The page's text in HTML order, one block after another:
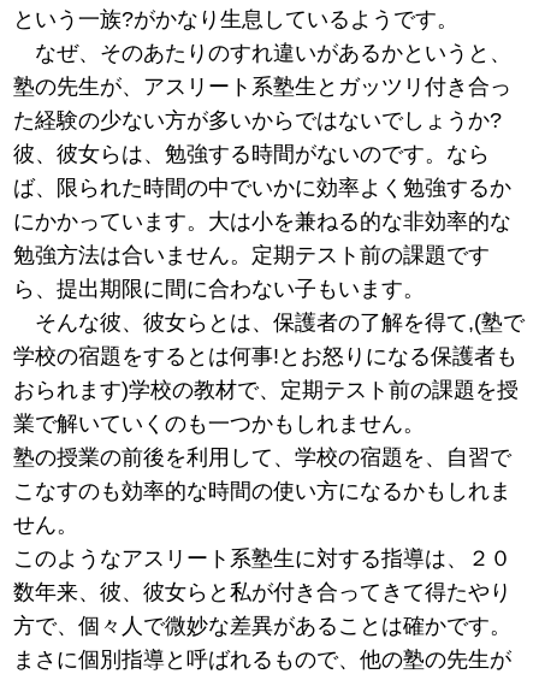
という一族?がかなり生息しているようです。
なぜ、そのあたりのすれ違いがあるかというと、
塾の先生が、アスリート系塾生とガッツリ付き合っ
た経験の少ない方が多いからではないでしょうか?
彼、彼女らは、勉強する時間がないのです。なら
ば、限られた時間の中でいかに効率よく勉強するか
にかかっています。大は小を兼ねる的な非効率的な
勉強方法は合いません。定期テスト前の課題です
ら、提出期限に間に合わない子もいます。
そんな彼、彼女らとは、保護者の了解を得て,(塾で
学校の宿題をするとは何事!とお怒りになる保護者も
おられます)学校の教材で、定期テスト前の課題を授
業で解いていくのも一つかもしれません。
塾の授業の前後を利用して、学校の宿題を、自習で
こなすのも効率的な時間の使い方になるかもしれま
せん。
このようなアスリート系塾生に対する指導は、２０
数年来、彼、彼女らと私が付き合ってきて得たやり
方で、個々人で微妙な差異があることは確かです。
まさに個別指導と呼ばれるもので、他の塾の先生が